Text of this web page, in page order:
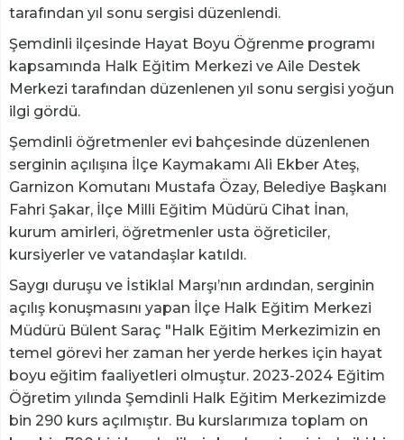
tarafından yıl sonu sergisi düzenlendi.
Şemdinli ilçesinde Hayat Boyu Öğrenme programı
kapsamında Halk Eğitim Merkezi ve Aile Destek
Merkezi tarafından düzenlenen yıl sonu sergisi yoğun
ilgi gördü.
Şemdinli öğretmenler evi bahçesinde düzenlenen
serginin açılışına İlçe Kaymakamı Ali Ekber Ateş,
Garnizon Komutanı Mustafa Özay, Belediye Başkanı
Fahri Şakar, İlçe Milli Eğitim Müdürü Cihat İnan,
kurum amirleri, öğretmenler usta öğreticiler,
kursiyerler ve vatandaşlar katıldı.
Saygı duruşu ve İstiklal Marşı’nın ardından, serginin
açılış konuşmasını yapan İlçe Halk Eğitim Merkezi
Müdürü Bülent Saraç "Halk Eğitim Merkezimizin en
temel görevi her zaman her yerde herkes için hayat
boyu eğitim faaliyetleri olmuştur. 2023-2024 Eğitim
Öğretim yılında Şemdinli Halk Eğitim Merkezimizde
bin 290 kurs açılmıştır. Bu kurslarımıza toplam on